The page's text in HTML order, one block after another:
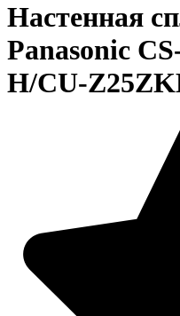
Настенная
Panasonic
H/CU-